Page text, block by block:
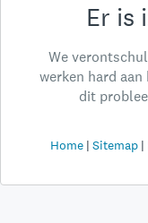
Er is
We
werken hard
dit
Home Sitemap